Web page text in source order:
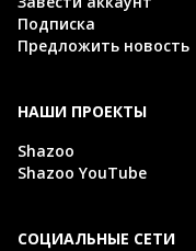
Подписка
Предложить новость
НАШИ ПРОЕКТЫ
Shazoo
Shazoo YouTube
СОЦИАЛЬНЫЕ СЕТИ